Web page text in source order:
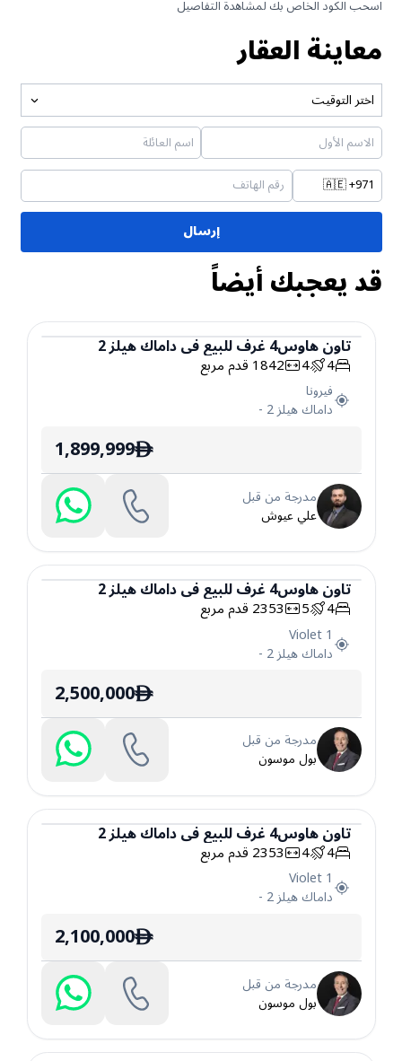
اسحب الكود الخاص بك لمشاهدة التفاصيل
معاينة العقار
اختر التوقيت
🇦🇪+971
إرسال
قد يعجبك أيضاً
تاون هاوس
تاون هاوس4غرفللبيعفيداماك هيلز 2
4
4
1842قدم مربع
فيرونا
داماك هيلز 2 -
ê
1,899,999
مدرجة من قبل
علي عيوش
تاون هاوس
تاون هاوس4غرفللبيعفيداماك هيلز 2
4
5
2353قدم مربع
Violet 1
داماك هيلز 2 -
ê
2,500,000
مدرجة من قبل
بول موسون
تاون هاوس
تاون هاوس4غرفللبيعفيداماك هيلز 2
4
4
2353قدم مربع
Violet 1
داماك هيلز 2 -
ê
2,100,000
مدرجة من قبل
بول موسون